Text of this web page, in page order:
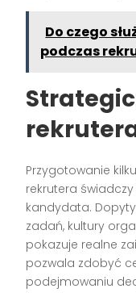
Do czego
podczas
Przygotowanie
rekrutera
kandydata.
zadań, kultury
pokazuje realne
pozwala zdobyć
podejmowaniu